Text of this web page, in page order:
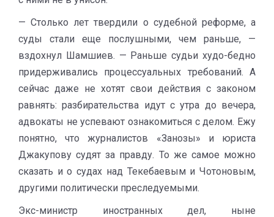
— Столько лет твердили о судебной реформе, а
суды стали еще послушными, чем раньше, —
вздохнул Шамшиев. — Раньше судьи худо-бедно
придерживались процессуальных требований. А
сейчас даже не хотят свои действия с законом
равнять: разбирательства идут с утра до вечера,
адвокаты не успевают ознакомиться с делом. Ежу
понятно, что журналистов «Занозы» и юриста
Джакупову судят за правду. То же самое можно
сказать и о судах над Текебаевым и Чотоновым,
другими политически преследуемыми.
Экс-министр иностранных дел, ныне